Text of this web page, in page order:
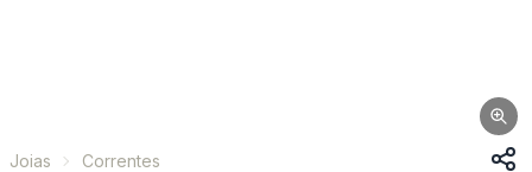
Joias Correntes